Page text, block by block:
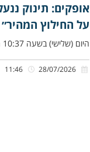
אופקים: תינוק
על החילוץ המהיר״
היום (שלישי) בשעה 10:37 התקבלה קריאה במוקד ידידים, אודות תינוק כבן שלושה חודשים שננעל בשגגה ברכב לעיני אימו, ברחוב כצנלסון